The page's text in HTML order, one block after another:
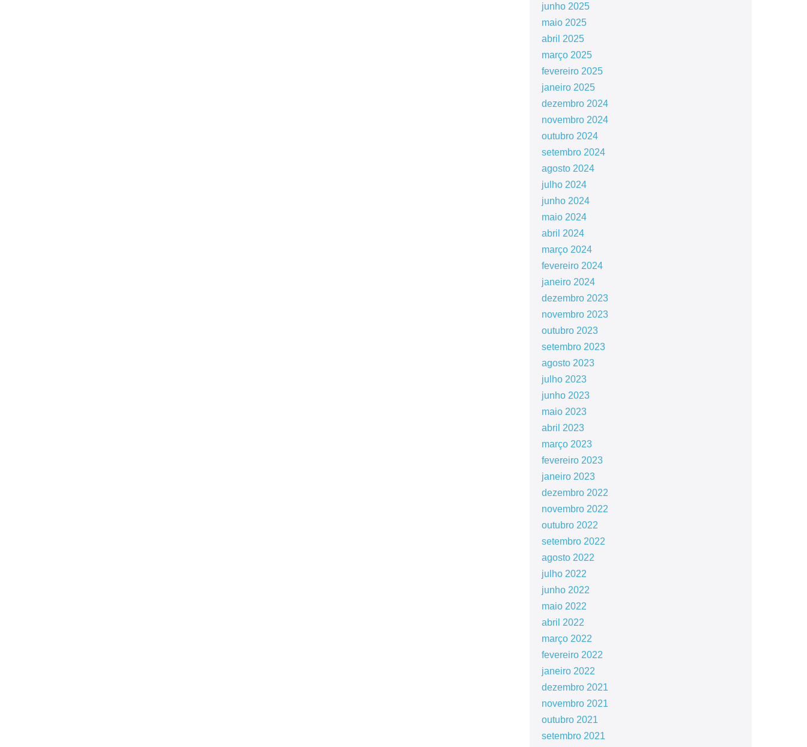
junho 2025
maio 2025
abril 2025
março 2025
fevereiro 2025
janeiro 2025
dezembro 2024
novembro 2024
outubro 2024
setembro 2024
agosto 2024
julho 2024
junho 2024
maio 2024
abril 2024
março 2024
fevereiro 2024
janeiro 2024
dezembro 2023
novembro 2023
outubro 2023
setembro 2023
agosto 2023
julho 2023
junho 2023
maio 2023
abril 2023
março 2023
fevereiro 2023
janeiro 2023
dezembro 2022
novembro 2022
outubro 2022
setembro 2022
agosto 2022
julho 2022
junho 2022
maio 2022
abril 2022
março 2022
fevereiro 2022
janeiro 2022
dezembro 2021
novembro 2021
outubro 2021
setembro 2021